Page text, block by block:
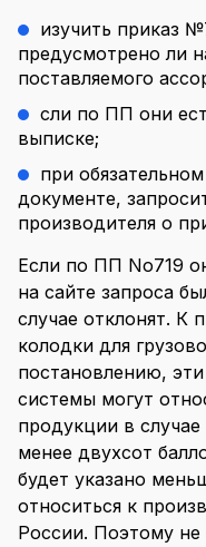
изучить приказ
предусмотрено ли
поставляемого
сли по ПП они
выписке;
при
документе,
производителя о
Если по ПП No719
на сайте запроса
случае отклонят. К
колодки для
постановлению,
системы могут
продукции в
менее двухсот
будет указано
относиться к
России. Поэтому